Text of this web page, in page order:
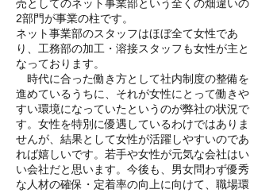
売としてのネット事業部という全くの畑違いの
2部門が事業の柱です。
ネット事業部のスタッフはほぼ全て女性であ
り、工務部の加工・溶接スタッフも女性が主と
なっております。
時代に合った働き方として社内制度の整備を
進めているうちに、それが女性にとって働きや
すい環境になっていたというのが弊社の状況で
す。女性を特別に優遇しているわけではありま
せんが、結果として女性が活躍しやすいのであ
れば嬉しいです。若手や女性が元気な会社はい
い会社だと思います。今後も、男女問わず優秀
な人材の確保・定着率の向上に向けて、職場環